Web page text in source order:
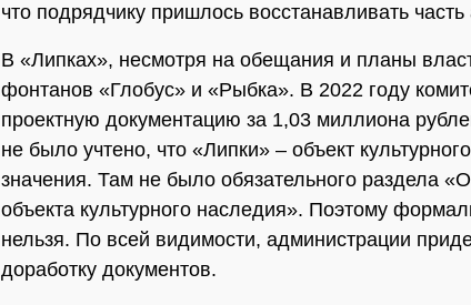
что подрядчику пришлось восстанавливать
В «Липках», несмотря на обещания и планы
фонтанов «Глобус» и «Рыбка». В 2022 году
проектную документацию за 1,03 миллиона
не было учтено, что «Липки» – объект
значения. Там не было обязательного раздела
объекта культурного наследия». Поэтому
нельзя. По всей видимости, администрации
доработку документов.